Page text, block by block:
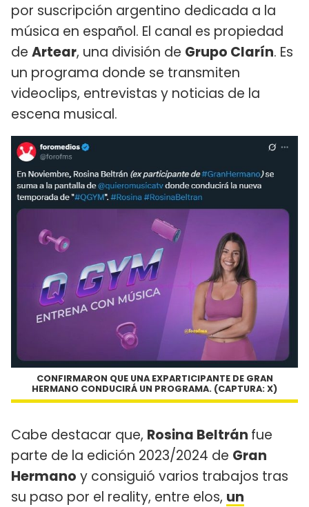
por suscripción argentino dedicada a la
música en español. El canal es propiedad
de Artear, una división de Grupo Clarín. Es
un programa donde se transmiten
videoclips, entrevistas y noticias de la
escena musical.
CONFIRMARON QUE UNA EXPARTICIPANTE DE GRAN
HERMANO CONDUCIRÁ UN PROGRAMA. (CAPTURA: X)
Cabe destacar que, Rosina Beltrán fue
parte de la edición 2023/2024 de Gran
Hermano y consiguió varios trabajos tras
su paso por el reality, entre elos, un